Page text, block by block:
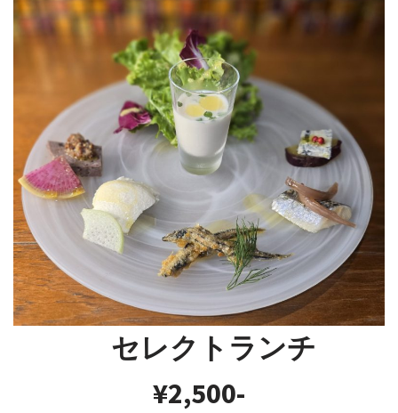
セレクトランチ
¥2,500-